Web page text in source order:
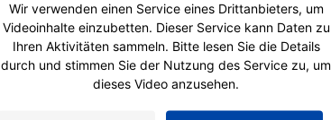
Wir verwenden einen Service eines Drittanbieters, um
Videoinhalte einzubetten. Dieser Service kann Daten zu
Ihren Aktivitäten sammeln. Bitte lesen Sie die Details
durch und stimmen Sie der Nutzung des Service zu, um
dieses Video anzusehen.